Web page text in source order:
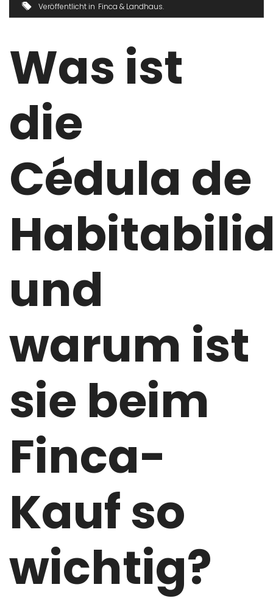
Veröffentlicht in Finca & Landhaus
Was ist
die
Cédula de
und
warum ist
sie beim
Finca-
Kauf so
wichtig?